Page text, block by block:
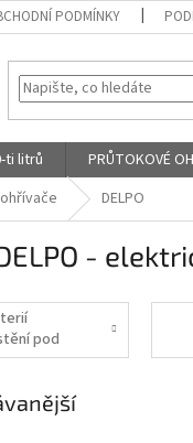
PODMÍNKY
ti litrů PRŮTOKOVÉ
DELPO
-
pod